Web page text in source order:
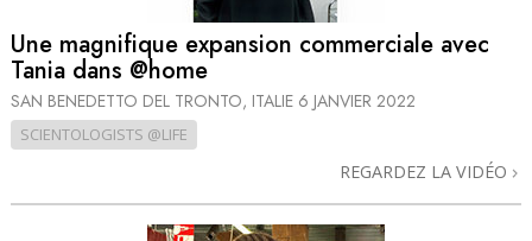
Une magnifique expansion commerciale avec
Tania dans @home
SAN BENEDETTO DEL TRONTO, ITALIE 6 JANVIER 2022
SCIENTOLOGISTS @LIFE
REGARDEZ LA VIDÉO